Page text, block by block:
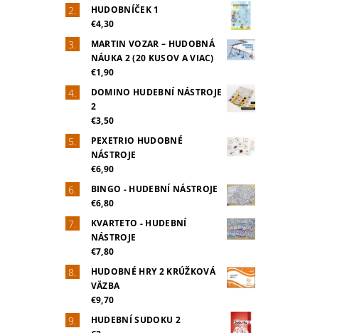
HUDOBNÍČEK 1
€4,30
MARTIN VOZAR – HUDOBNÁ
NÁUKA 2 (20 KUSOV A VIAC)
€1,90
DOMINO HUDEBNÍ NÁSTROJE
2
€3,50
PEXETRIO HUDOBNÉ
NÁSTROJE
€6,90
BINGO - HUDEBNÍ NÁSTROJE
€6,80
KVARTETO - HUDEBNÍ
NÁSTROJE
€7,80
HUDOBNÉ HRY 2 KRÚŽKOVÁ
VÄZBA
€9,70
HUDEBNÍ SUDOKU 2